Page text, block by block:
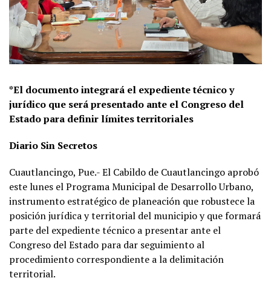
*El documento integrará el expediente técnico y
jurídico que será presentado ante el Congreso del
Estado para definir límites territoriales
Diario Sin Secretos
Cuautlancingo, Pue.- El Cabildo de Cuautlancingo aprobó
este lunes el Programa Municipal de Desarrollo Urbano,
instrumento estratégico de planeación que robustece la
posición jurídica y territorial del municipio y que formará
parte del expediente técnico a presentar ante el
Congreso del Estado para dar seguimiento al
procedimiento correspondiente a la delimitación
territorial.